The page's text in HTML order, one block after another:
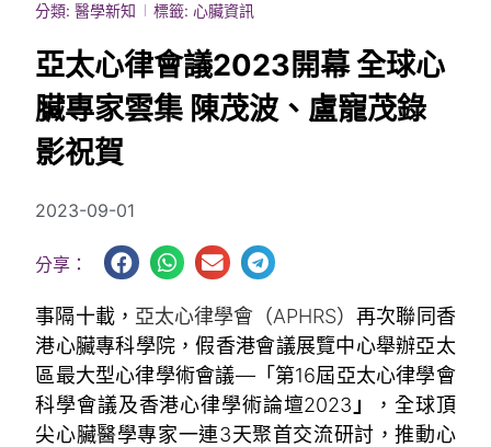
分類: 醫學新知 標籤: 心臟資訊
亞太心律會議2023開幕 全球心
臟專家雲集 陳茂波、盧寵茂錄
影祝賀
2023-09-01
分享：
事隔十載， 亞太心律學會（APHRS）再次聯同香
港心臟專科學院，假香港會議展覽中心舉辦亞太
區最大型心律學術會議—「第16屆亞太心律學會
科學會議及香港心律學術論壇2023 」
，全球頂
尖心臟醫學專家一連3天聚首交流研討，推動心